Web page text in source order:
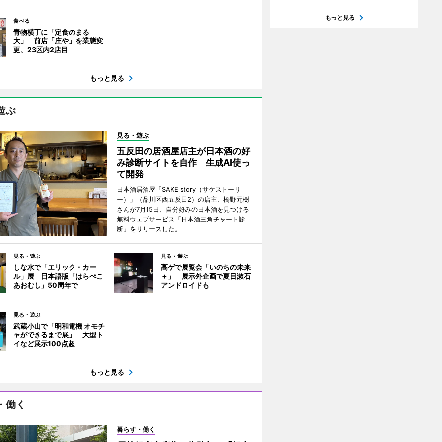
食べる
青物横丁に「定食のまる
大」 前店「庄や」を業態変
更、23区内2店目
もっと見る
ぶ
見る・遊ぶ
五反田の居酒屋店主が日本酒の好
み診断サイトを自作 生成AI使っ
て開発
日本酒居酒屋「SAKE story（サケストーリ
ー）」（品川区西五反田2）の店主、橋野元樹
さんが7月15日、自分好みの日本酒を見つける
無料ウェブサービス「日本酒三角チャート診
断」をリリースした。
見る・遊ぶ
しな水で「エリック・カー
ル」展 日本語版「はらぺこ
あおむし」50周年で
見る・遊ぶ
高ゲで展覧会「いのちの未来
＋」 展示外企画で夏目漱石
アンドロイドも
見る・遊ぶ
武蔵小山で「明和電機 オモチ
ャができるまで展」 大型ト
イなど展示100点超
もっと見る
働く
暮らす・働く
もっと見る